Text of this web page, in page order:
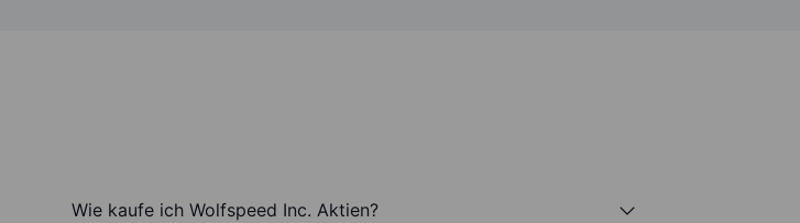
Wie kaufe ich Wolfspeed Inc. Aktien?